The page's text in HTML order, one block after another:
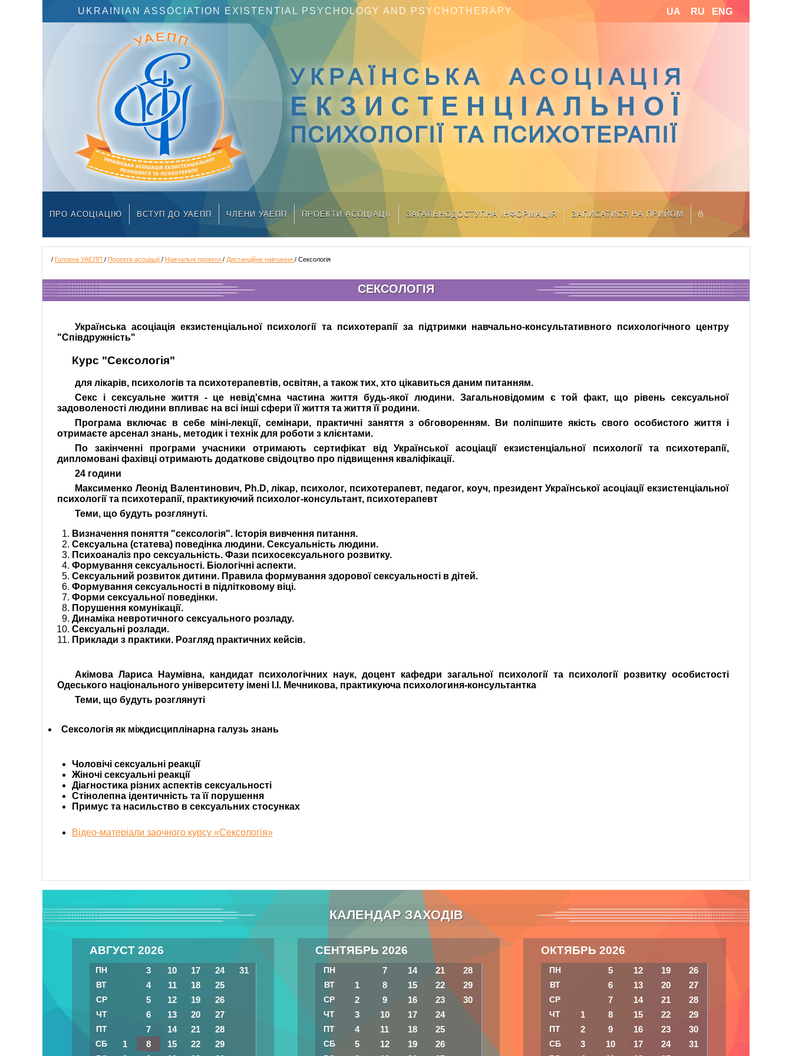
UKRAINIAN ASSOCIATION EXISTENTIAL PSYCHOLOGY AND PSYCHOTHERAPY
УКРАЇНСЬКА АСОЦІАЦІЯ
ЕКЗИСТЕНЦІАЛЬНОЇ
ПСИХОЛОГІЇ ТА ПСИХОТЕРАПІЇ
UA RU ENG
ПРО АСОЦІАЦІЮ ВСТУП ДО УАЕПП ЧЛЕНИ УАЕПП ПРОЕКТИ АСОЦІАЦІЇ ЗАГАЛЬНОДОСТУПНА ІНФОРМАЦІЯ ЗАПИСАТИСЯ НА ПРИЙОМ
/ Головна УАЄПП / Проекти асоціації / Навчальні проекти / Дистанційне навчання / Сексологія
СЕКСОЛОГІЯ
Українська асоціація екзистенціальної психології та психотерапії за підтримки навчально-консультативного психологічного центру
"Співдружність"
Курс "Сексологія"
для лікарів, психологів та психотерапевтів, освітян, а також тих, хто цікавиться даним питанням.
Секс і сексуальне життя - це невід'ємна частина життя будь-якої людини. Загальновідомим є той факт, що рівень сексуальної
задоволеності людини впливає на всі інші сфери її життя та життя її родини.
Програма включає в себе міні-лекції, семінари, практичні заняття з обговоренням. Ви поліпшите якість свого особистого життя і
отримаєте арсенал знань, методик і технік для роботи з клієнтами.
По закінченні програми учасники отримають сертифікат від Української асоціації екзистенціальної психології та психотерапії,
дипломовані фахівці отримають додаткове свідоцтво про підвищення кваліфікації.
24 години
Максименко Леонід Валентинович, Ph.D, лікар, психолог, психотерапевт, педагог, коуч, президент Української асоціації екзистенціальної
психології та психотерапії, практикуючий психолог-консультант, психотерапевт
Теми, що будуть розглянуті.
Визначення поняття "сексологія". Історія вивчення питання.
Сексуальна (статева) поведінка людини. Сексуальність людини.
Психоаналіз про сексуальність. Фази психосексуального розвитку.
Формування сексуальності. Біологічні аспекти.
Сексуальний розвиток дитини. Правила формування здорової сексуальності в дітей.
Формування сексуальності в підлітковому віці.
Форми сексуальної поведінки.
Порушення комунікації.
Динаміка невротичного сексуального розладу.
Сексуальні розлади.
Приклади з практики. Розгляд практичних кейсів.
Акімова Лариса Наумівна, кандидат психологічних наук, доцент кафедри загальної психології та психології розвитку особистості
Одеського національного університету імені І.І. Мечникова, практикуюча психологиня-консультантка
Теми, що будуть розглянуті
Сексологія як міждисциплінарна галузь знань
Чоловічі сексуальні реакції
Жіночі сексуальні реакції
Діагностика різних аспектів сексуальності
Стінолепна ідентичність та її порушення
Примус та насильство в сексуальних стосунках
Відео-матеріали заочного курсу «Сексологія»
КАЛЕНДАР ЗАХОДІВ
АВГУСТ 2026
ПН 3 10 17 24 31
ВТ 4 11 18 25
СР 5 12 19 26
ЧТ 6 13 20 27
ПТ 7 14 21 28
СБ 1 8 15 22 29
СЕНТЯБРЬ 2026
ПН 7 14 21 28
ВТ 1 8 15 22 29
СР 2 9 16 23 30
ЧТ 3 10 17 24
ПТ 4 11 18 25
СБ 5 12 19 26
ОКТЯБРЬ 2026
ПН 5 12 19 26
ВТ 6 13 20 27
СР 7 14 21 28
ЧТ 1 8 15 22 29
ПТ 2 9 16 23 30
СБ 3 10 17 24 31